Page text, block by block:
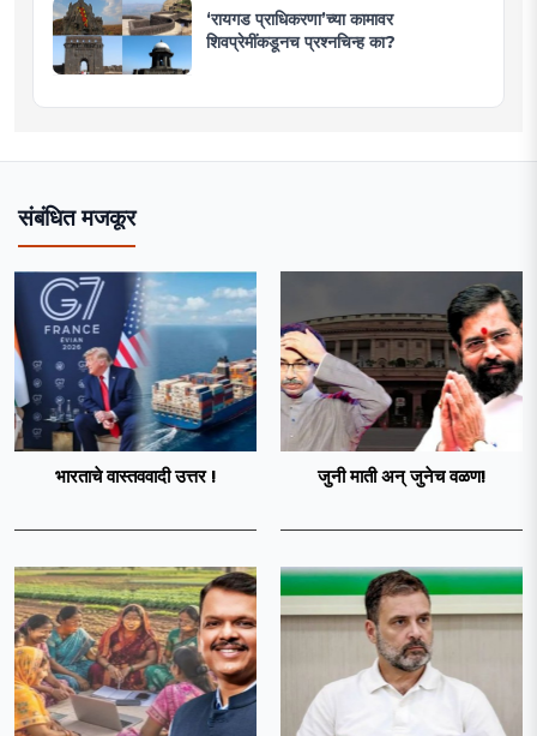
‘रायगड प्राधिकरणा’च्या कामावर
शिवप्रेमींकडूनच प्रश्नचिन्ह का?
संबंधित मजकूर
भारताचे वास्तववादी उत्तर ! जुनी माती अन् जुनेच वळण!